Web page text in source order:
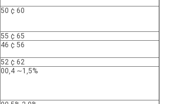
50 ¢ 60
55 ¢ 65
46 ¢ 56
52 ¢ 62
00,4 ∼1,5%